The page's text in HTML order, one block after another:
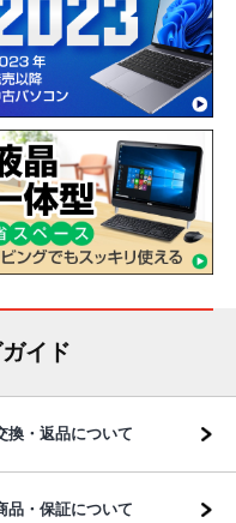
イド
換・返品について
品・保証について